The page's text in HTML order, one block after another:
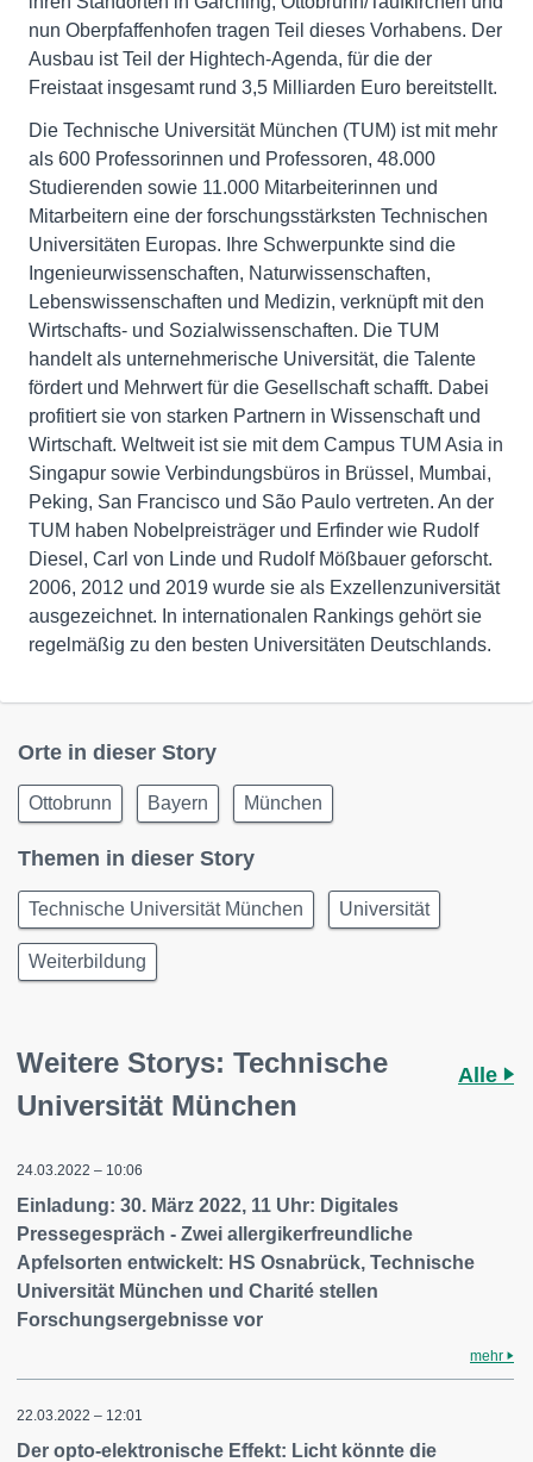
nun Oberpfaffenhofen tragen Teil dieses Vorhabens. Der
Ausbau ist Teil der Hightech-Agenda, für die der
Freistaat insgesamt rund 3,5 Milliarden Euro bereitstellt.
Die Technische Universität München (TUM) ist mit mehr
als 600 Professorinnen und Professoren, 48.000
Studierenden sowie 11.000 Mitarbeiterinnen und
Mitarbeitern eine der forschungsstärksten Technischen
Universitäten Europas. Ihre Schwerpunkte sind die
Ingenieurwissenschaften, Naturwissenschaften,
Lebenswissenschaften und Medizin, verknüpft mit den
Wirtschafts- und Sozialwissenschaften. Die TUM
handelt als unternehmerische Universität, die Talente
fördert und Mehrwert für die Gesellschaft schafft. Dabei
profitiert sie von starken Partnern in Wissenschaft und
Wirtschaft. Weltweit ist sie mit dem Campus TUM Asia in
Singapur sowie Verbindungsbüros in Brüssel, Mumbai,
Peking, San Francisco und São Paulo vertreten. An der
TUM haben Nobelpreisträger und Erfinder wie Rudolf
Diesel, Carl von Linde und Rudolf Mößbauer geforscht.
2006, 2012 und 2019 wurde sie als Exzellenzuniversität
ausgezeichnet. In internationalen Rankings gehört sie
regelmäßig zu den besten Universitäten Deutschlands.
Orte in dieser Story
Ottobrunn Bayern München
Themen in dieser Story
Technische Universität München Universität
Weiterbildung
Weitere Storys: Technische
Universität München
Alle
24.03.2022 – 10:06
Einladung: 30. März 2022, 11 Uhr: Digitales
Pressegespräch - Zwei allergikerfreundliche
Apfelsorten entwickelt: HS Osnabrück, Technische
Universität München und Charité stellen
Forschungsergebnisse vor
mehr
22.03.2022 – 12:01
Der opto-elektronische Effekt: Licht könnte die